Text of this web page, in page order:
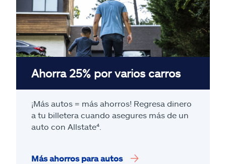
Ahorra 25% por varios carros
¡Más autos = más ahorros! Regresa dinero
a tu billetera cuando asegures más de un
auto con Allstate⁴
Más ahorros para autos